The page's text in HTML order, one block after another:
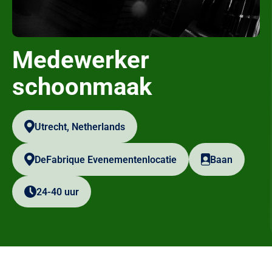
Medewerker
schoonmaak
Utrecht, Netherlands
DeFabrique Evenementenlocatie Baan
24-40 uur